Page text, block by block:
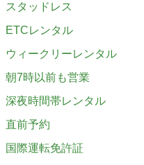
スタッドレス
ETCレンタル
ウィークリーレンタル
朝7時以前も営業
深夜時間帯レンタル
直前予約
国際運転免許証